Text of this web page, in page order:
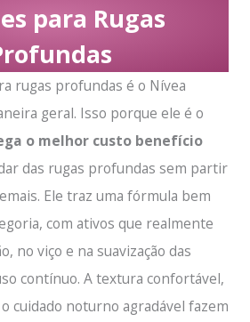
para Rugas
rugas profundas é o Nívea
geral. Isso porque ele é o
o melhor custo benefício
das rugas profundas sem partir
Ele traz uma fórmula bem
com ativos que realmente
no viço e na suavização das
contínuo. A textura confortável,
cuidado noturno agradável fazem